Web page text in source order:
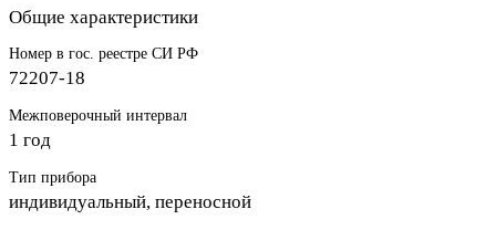
Общие характеристики
Номер в гос. реестре СИ РФ
72207-18
Межповерочный интервал
1 год
Тип прибора
индивидуальный, переносной